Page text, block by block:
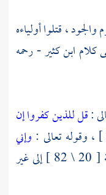
والجود ، قتلوا أولياءه
كلام ابن كثير- رحمه
:قل للذين كفروا إن
وإني
الآية [ 20 \ 82 ] إلى غير